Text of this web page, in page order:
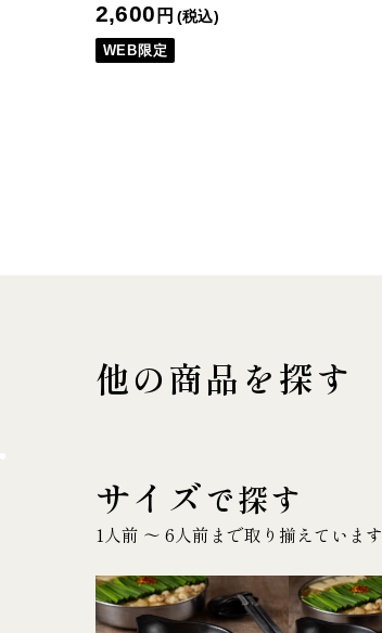
2,600 円 (税込)
WEB限定
他の商品を探す
サイズで探す
1人前 〜 6人前まで取り揃えています